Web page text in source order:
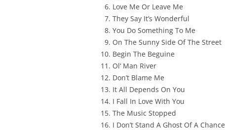
Love Me Or Leave Me
They Say It’s Wonderful
You Do Something To Me
On The Sunny Side Of The Street
Begin The Beguine
Ol‘ Man River
Don’t Blame Me
It All Depends On You
I Fall In Love With You
The Music Stopped
I Don’t Stand A Ghost Of A Chance